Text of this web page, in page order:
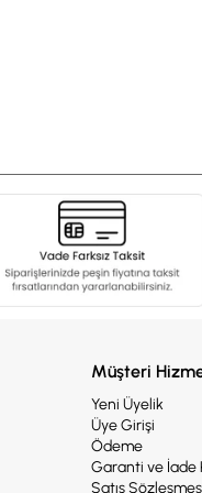
Müşteri
Yeni Üyelik
Üye Girişi
Ödeme
Garanti ve İade
Satış